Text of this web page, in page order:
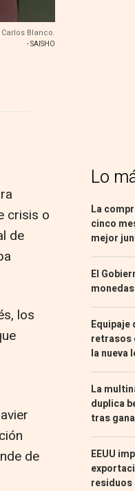
Blanco.
- SAISHO
crisis o
de
los
de
Lo
La
cinco
mejor
El
Equipaje
retrasos
la nueva
La
duplica
tras
EEUU
residuos